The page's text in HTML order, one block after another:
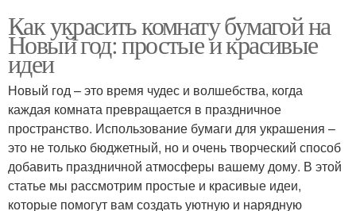
Как украсить комнату бумагой на
Новый год: простые и красивые
идеи
Новый год – это время чудес и волшебства, когда
каждая комната превращается в праздничное
пространство. Использование бумаги для украшения –
это не только бюджетный, но и очень творческий способ
добавить праздничной атмосферы вашему дому. В этой
статье мы рассмотрим простые и красивые идеи,
которые помогут вам создать уютную и нарядную